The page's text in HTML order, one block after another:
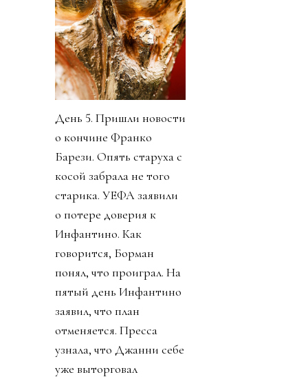
День 5. Пришли новости
о кончине Франко
Барези. Опять старуха с
косой забрала не того
старика. УЕФА заявили
о потере доверия к
Инфантино. Как
говорится, Борман
понял, что проиграл. На
пятый день Инфантино
заявил, что план
отменяется. Пресса
узнала, что Джанни себе
уже выторговал